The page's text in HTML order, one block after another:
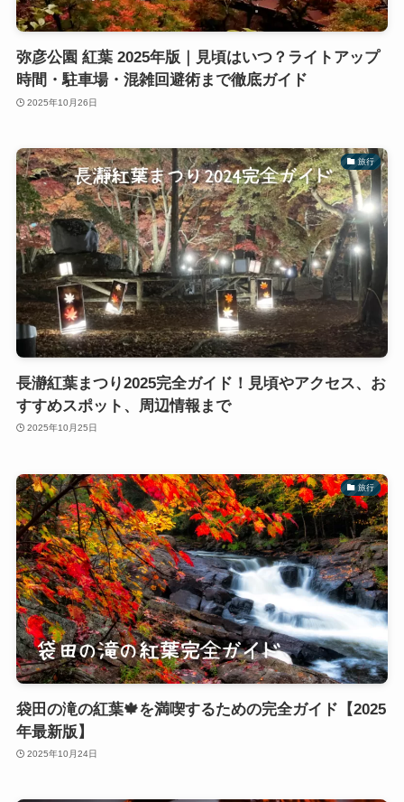
弥彦公園 紅葉 2025年版｜見頃はいつ？ライトアップ
時間・駐車場・混雑回避術まで徹底ガイド
2025年10月26日
旅行
長瀞紅葉まつり2025完全ガイド！見頃やアクセス、お
すすめスポット、周辺情報まで
2025年10月25日
旅行
袋田の滝の紅葉🍁を満喫するための完全ガイド【2025
年最新版】
2025年10月24日